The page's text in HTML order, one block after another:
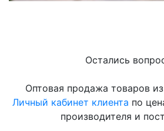
Остались
Оптовая продажа товаров
Личный кабинет клиента по
производителя и